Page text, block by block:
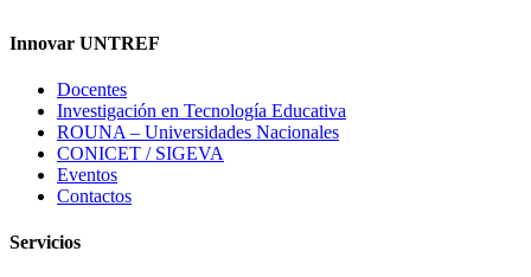
Innovar UNTREF
Docentes
Investigación en Tecnología Educativa
ROUNA – Universidades Nacionales
CONICET / SIGEVA
Eventos
Contactos
Servicios